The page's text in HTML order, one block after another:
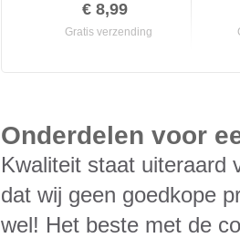
€ 8,99
Gratis verzending
Onderdelen voor
Kwaliteit staat uiteraard
dat wij geen goedkope
wel! Het beste met de